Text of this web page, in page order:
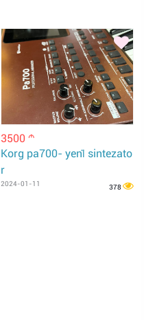
3500 m
Korg pa700- yeni̇ sintezato
r
2024-01-11 378